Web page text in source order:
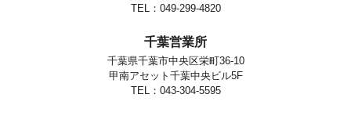
TEL：049-299-4820
千葉営業所
千葉県千葉市中央区栄町36-10
甲南アセット千葉中央ビル5F
TEL：043-304-5595